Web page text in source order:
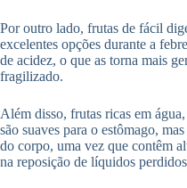
Por outro lado, frutas de fácil
excelentes opções durante a
de acidez, o que as torna mais
fragilizado.
Além disso, frutas ricas em
são suaves para o estômago,
do corpo, uma vez que contêm
na reposição de líquidos